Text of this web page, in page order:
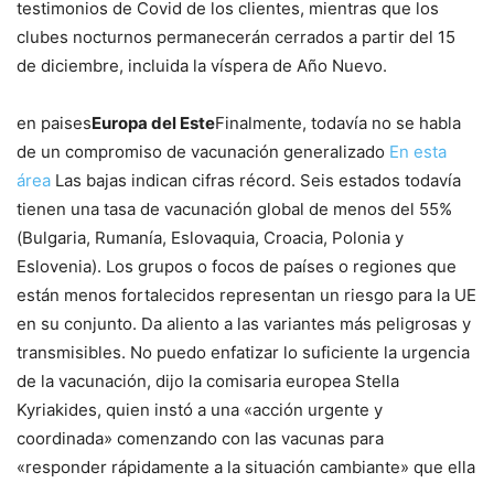
testimonios de Covid de los clientes, mientras que los
clubes nocturnos permanecerán cerrados a partir del 15
de diciembre, incluida la víspera de Año Nuevo.
en paisesEuropa del EsteFinalmente, todavía no se habla
de un compromiso de vacunación generalizado En esta
área Las bajas indican cifras récord. Seis estados todavía
tienen una tasa de vacunación global de menos del 55%
(Bulgaria, Rumanía, Eslovaquia, Croacia, Polonia y
Eslovenia). Los grupos o focos de países o regiones que
están menos fortalecidos representan un riesgo para la UE
en su conjunto. Da aliento a las variantes más peligrosas y
transmisibles. No puedo enfatizar lo suficiente la urgencia
de la vacunación, dijo la comisaria europea Stella
Kyriakides, quien instó a una «acción urgente y
coordinada» comenzando con las vacunas para
«responder rápidamente a la situación cambiante» que ella